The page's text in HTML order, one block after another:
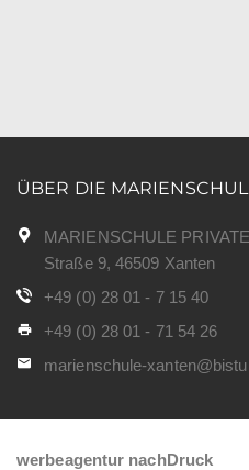
ÜBER DIE
MARIENSCHULE
Straße 9, 46509 Xanten
+49 (0) 28 01 - 7 15 40
+49 (0) 28 01 - 71 54 26
marienschule-
werbeagentur nachDruck